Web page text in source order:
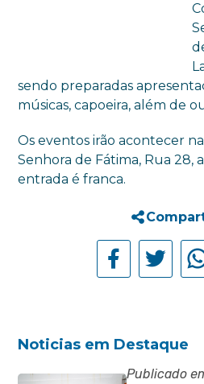
sendo preparadas
músicas, capoeira, além de
Os eventos irão acontecer
Senhora de Fátima, Rua 28,
entrada é franca.
Noticias em Destaque
Publicado